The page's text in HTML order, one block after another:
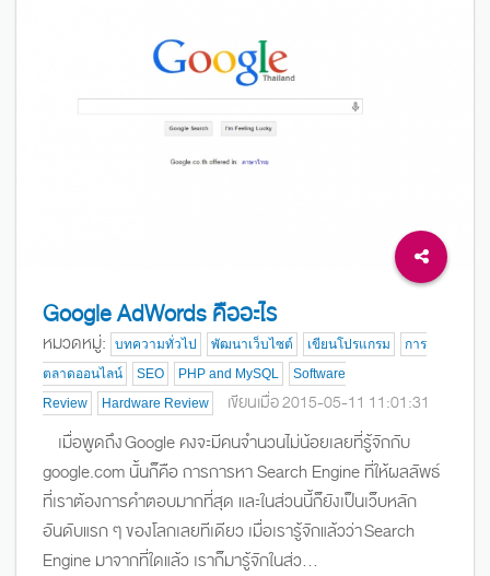
Google AdWords คืออะไร
หมวดหมู่: บทความทั่วไป พัฒนาเว็บไซต์ เขียนโปรแกรม
การ
ตลาดออนไลน์
SEO PHP and MySQL
Software
Review
Hardware Review เขียนเมื่อ 2015-05-11 11:01:31
เมื่อพูดถึง Google คงจะมีคนจำนวนไม่น้อยเลยที่รู้จักกับ
google.com นั้นก็คือ การการหา Search Engine ที่ให้ผลลัพธ์
ที่เราต้องการคำตอบมากที่สุด และในส่วนนี้ก็ยังเป็นเว็บหลัก
อันดับแรก ๆ ของโลกเลยทีเดียว เมื่อเรารู้จักแล้วว่า Search
Engine มาจากที่ใดแล้ว เราก็มารู้จักในส่ว...